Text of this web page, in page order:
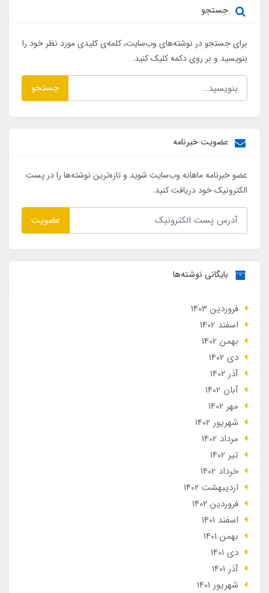
جستجو
برای جستجو در نوشته‌های وب‌سایت، کلمه‌ی کلیدی مورد نظر خود را
بنویسید و بر روی دکمه کلیک کنید.
جستجو
عضویت خبرنامه
عضو خبرنامه ماهانه وب‌سایت شوید و تازه‌ترین نوشته‌ها را در پست
الکترونیک خود دریافت کنید.
عضویت
بایگانی نوشته‌ها
فروردین 1403
اسفند 1402
بهمن 1402
دی 1402
آذر 1402
آبان 1402
مهر 1402
شهریور 1402
مرداد 1402
تير 1402
خرداد 1402
ارديبهشت 1402
فروردین 1402
اسفند 1401
بهمن 1401
دی 1401
آذر 1401
شهریور 1401